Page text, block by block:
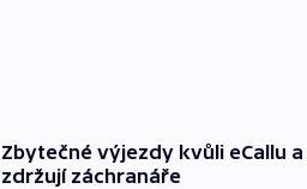
Zbytečné výjezdy kvůli eCallu
zdržují záchranáře